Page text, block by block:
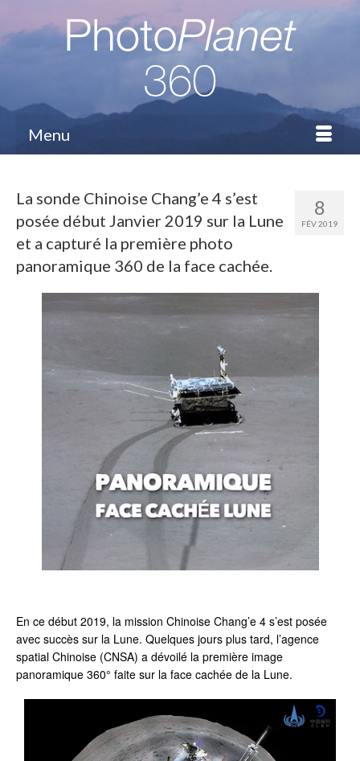
Menu
8
FÉV 2019
La sonde Chinoise Chang’e 4 s’est
posée début Janvier 2019 sur la Lune
et a capturé la première photo
panoramique 360 de la face cachée.
En ce début 2019, la mission Chinoise Chang’e 4 s’est posée
avec succès sur la Lune. Quelques jours plus tard, l’agence
spatial Chinoise (CNSA) a dévoilé la première image
panoramique 360° faite sur la face cachée de la Lune.